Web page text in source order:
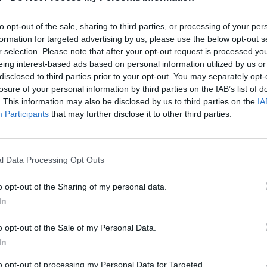
opt-out of the sale, sharing to third parties, or processing of your
for targeted advertising by us, please use the below opt-out
selection. Please note that after your opt-out request is processed
interest-based ads based on personal information utilized by us
to third parties prior to your opt-out. You may separately
of your personal information by third parties on the IAB’s list of
This information may also be disclosed by us to third parties on the
Participants that may further disclose it to other third parties.
Data Processing Opt Outs
opt-out of the Sharing of my personal data.
opt-out of the Sale of my Personal Data.
opt-out of processing my Personal Data for Targeted
Για την κακοκαιρία Barbara μίλησε στον ΣΚΑΪ ο
σημειώνοντας ότι «προσανατολιζόμαστε στο να
μείνουν κλειστά τα…
εντολή Πατούλη